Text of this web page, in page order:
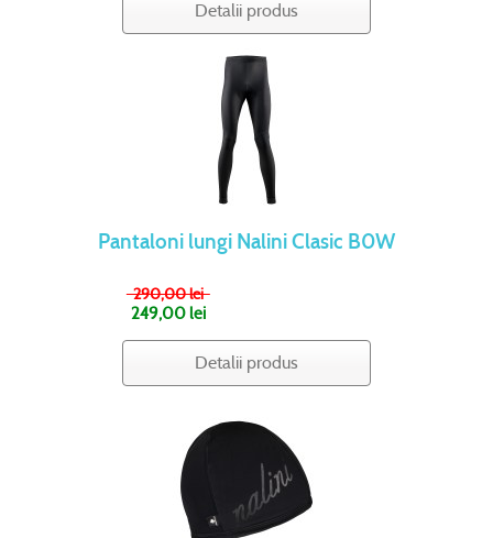
Detalii produs
Pantaloni lungi Nalini Clasic B0W
290,00 lei
249,00 lei
Detalii produs